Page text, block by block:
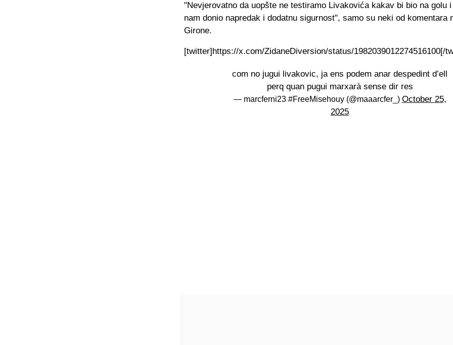
"Nevjerovatno da uopšte ne testiramo Livakovića kakav bi bio na golu
nam donio napredak i dodatnu sigurnost", samo su neki od komentara
Girone.
[twitter]https://x.com/ZidaneDiversion/status/1982039012274516100[/
com no jugui livakovic, ja ens podem anar despedint d’ell
perq quan pugui marxarà sense dir res
— marcferni23 #FreeMisehouy (@maaarcfer_) October 25,
2025